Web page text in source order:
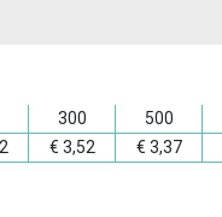
300 500
€ 3,52 € 3,37